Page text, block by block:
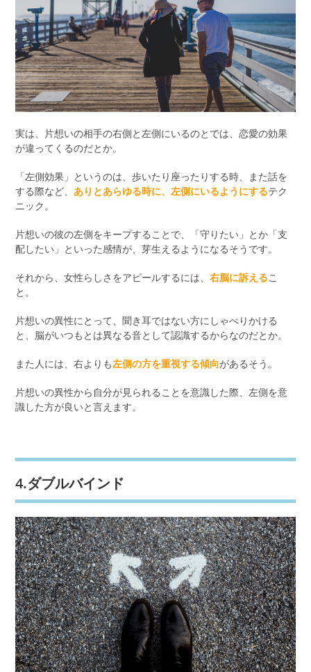
実は、片想いの相手の右側と左側にいるのとでは、恋愛の効果
が違ってくるのだとか。
「左側効果」というのは、歩いたり座ったりする時、また話を
する際など、ありとあらゆる時に、左側にいるようにするテク
ニック。
片想いの彼の左側をキープすることで、「守りたい」とか「支
配したい」といった感情が、芽生えるようになるそうです。
それから、女性らしさをアピールするには、右脳に訴えるこ
と。
片想いの異性にとって、聞き耳ではない方にしゃべりかける
と、脳がいつもとは異なる音として認識するからなのだとか。
また人には、右よりも左側の方を重視する傾向があるそう。
片想いの異性から自分が見られることを意識した際、左側を意
識した方が良いと言えます。
4.ダブルバインド